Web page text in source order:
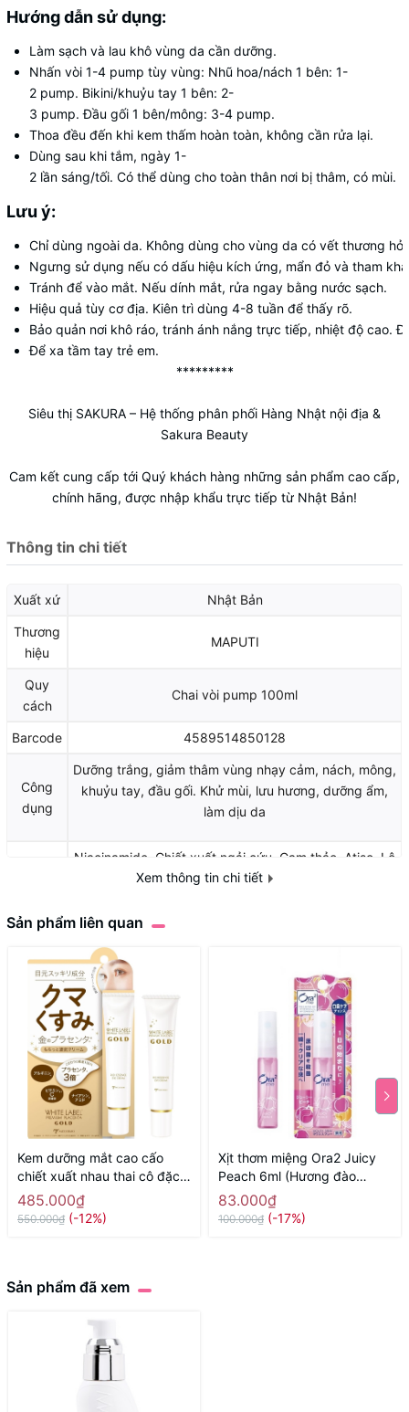
Hướng dẫn sử dụng:
Làm sạch và lau khô vùng da cần dưỡng.
Nhấn vòi 1-4 pump tùy vùng: Nhũ hoa/nách 1 bên: 1-
2 pump. Bikini/khuỷu tay 1 bên: 2-
3 pump. Đầu gối 1 bên/mông: 3-4 pump.
Thoa đều đến khi kem thấm hoàn toàn, không cần rửa lại.
Dùng sau khi tắm, ngày 1-
2 lần sáng/tối. Có thể dùng cho toàn thân nơi bị thâm, có mùi.
Lưu ý:
Chỉdùng ngoài da. Không dùng cho vùng da có vết thương hở,
Ngưng sử dụng nếu có dấu hiệu kích ứng, mẩn đỏ và tham
Tránh để vào mắt. Nếu dính mắt, rửa ngay bằng nước sạch.
Hiệu quả tùy cơđịa. Kiên trì dùng 4-8 tuần để thấy rõ.
Bảo quản nơi khô ráo, tránh ánh nắng trực tiếp, nhiệt độ cao.
Để xa tầm tay trẻ em.
*********
Siêu thị SAKURA – Hệ thống phân phối Hàng Nhật nội địa &
Sakura Beauty
Cam kết cung cấp tới Quý khách hàng những sản phẩm cao cấp,
chính hãng, được nhập khẩu trực tiếp từ Nhật Bản!
Thông tin chi tiết
Xuất xứ Nhật Bản
Thương
hiệu
MAPUTI
Quy
cách
Chai vòi pump 100ml
Barcode 4589514850128
Công
dụng
Dưỡng trắng, giảm thâm vùng nhạy cảm, nách, mông,
khuỷu tay, đầu gối. Khử mùi, lưu hương, dưỡng ẩm,
làm dịu da
Niacinamide, Chiết xuất ngải cứu, Cam thảo, Atiso, Lô
hội, Cúc La Mã, Dầu cám gạo, Dầu hướng dương,
Xem thông tin chi tiết
Sản phẩm liên quan
Kem dưỡng mắt cao cấo
chiết xuất nhau thai cô đặc
White Label Placenta Rich
Gold Eye Cream MICCOSMO
485.000₫
550.000₫ (-12%)
Xịt thơm miệng Ora2 Juicy
Peach 6ml (Hương đào
mọng nước) - Hàng Nhật
chính hãng
83.000₫
100.000₫ (-17%)
Sản phẩm đã xem